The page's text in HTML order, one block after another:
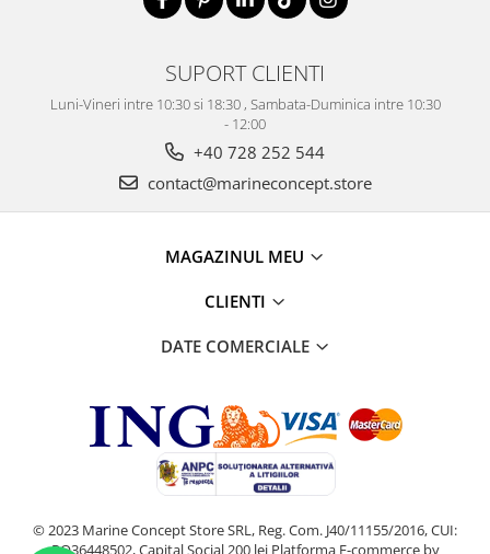
SUPORT CLIENTI
Luni-Vineri intre 10:30 si 18:30 , Sambata-Duminica intre 10:30
- 12:00
+40 728 252 544
contact@marineconcept.store
MAGAZINUL MEU
CLIENTI
DATE COMERCIALE
© 2023 Marine Concept Store SRL, Reg. Com. J40/11155/2016, CUI:
RO36448502, Capital Social 200 lei Platforma E-commerce by